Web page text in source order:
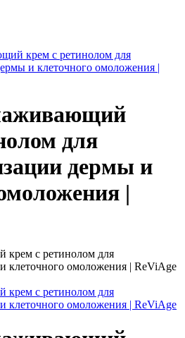
крем с ретинолом для
и клеточного омоложения |
для
дермы и
|